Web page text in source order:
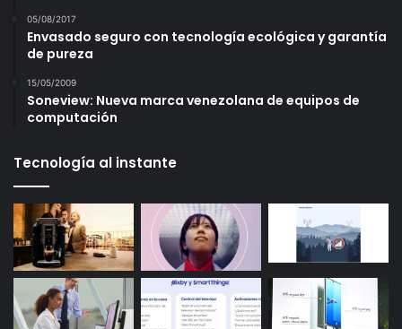
05/08/2017
Envasado seguro con tecnología ecológica y garantía
de pureza
15/05/2009
Soneview: Nueva marca venezolana de equipos de
computación
Tecnología al instante